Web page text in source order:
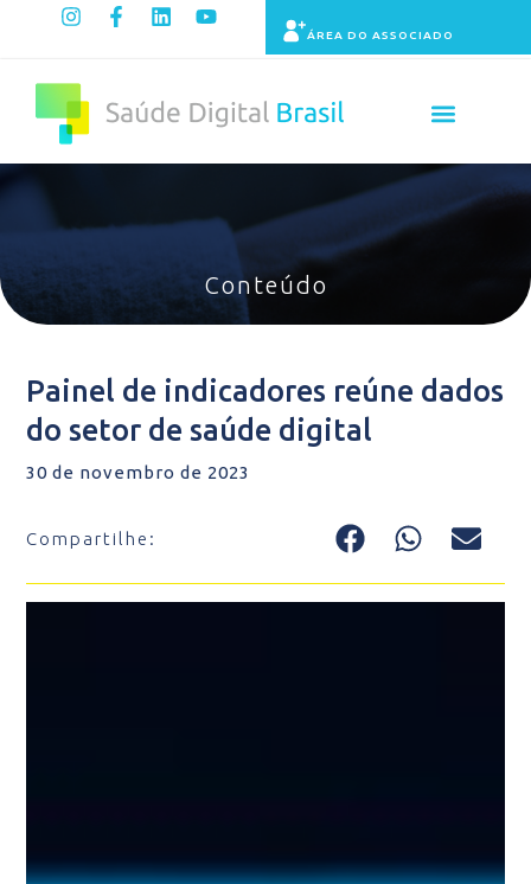
ÁREA DO ASSOCIADO
Conteúdo
Painel de indicadores reúne dados
do setor de saúde digital
30 de novembro de 2023
Compartilhe: